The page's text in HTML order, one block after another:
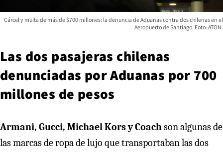
Cárcel y multa de más de $700 millones: la denuncia de Aduanas contra dos chilenas en el
Aeropuerto de Santiago. Foto: ATON.
Las dos pasajeras chilenas
denunciadas por Aduanas por 700
millones de pesos
Armani, Gucci, Michael Kors y Coach son algunas de
las marcas de ropa de lujo que transportaban las dos